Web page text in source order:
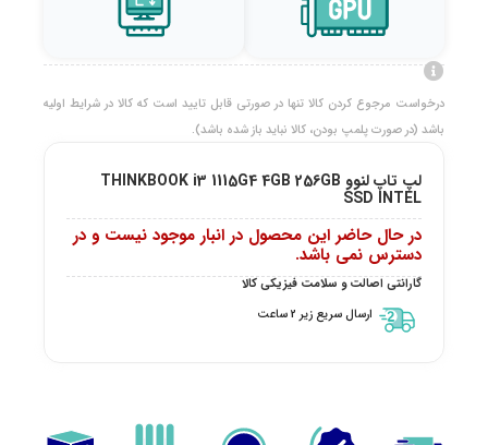
درخواست مرجوع کردن کالا تنها در صورتی قابل تایید است که کالا در شرایط اولیه
باشد (در صورت پلمپ بودن، کالا نباید باز شده باشد).
لپ تاپ لنوو THINKBOOK i3 1115G4 4GB 256GB
SSD INTEL
در حال حاضر این محصول در انبار موجود نیست و در
دسترس نمی باشد.
گارانتی اصالت و سلامت فیزیکی کالا
ارسال سریع زیر 2 ساعت